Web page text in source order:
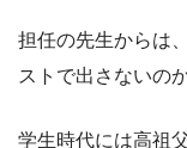
担任の先生からは
ストで出さないの
学生時代には高祖